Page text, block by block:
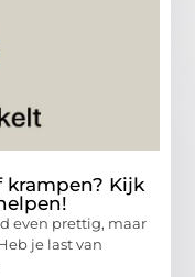
krampen? Kijk
even prettig, maar
je last van